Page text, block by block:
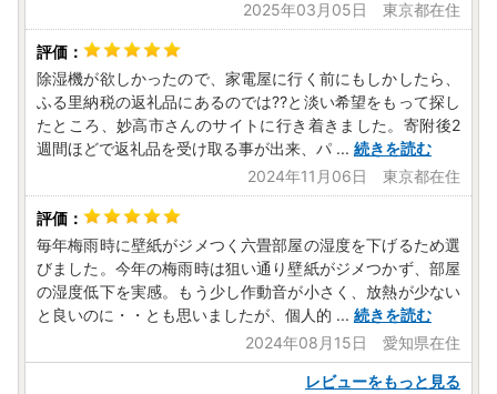
2025年03月05日 東京都在住
除湿機が欲しかったので、家電屋に行く前にもしかしたら、
ふる里納税の返礼品にあるのでは⁇と淡い希望をもって探し
たところ、妙高市さんのサイトに行き着きました。寄附後2
週間ほどで返礼品を受け取る事が出来、パ ... 続きを読む
2024年11月06日 東京都在住
毎年梅雨時に壁紙がジメつく六畳部屋の湿度を下げるため選
びました。今年の梅雨時は狙い通り壁紙がジメつかず、部屋
の湿度低下を実感。もう少し作動音が小さく、放熱が少ない
と良いのに・・とも思いましたが、個人的 ... 続きを読む
2024年08月15日 愛知県在住
レビューをもっと見る